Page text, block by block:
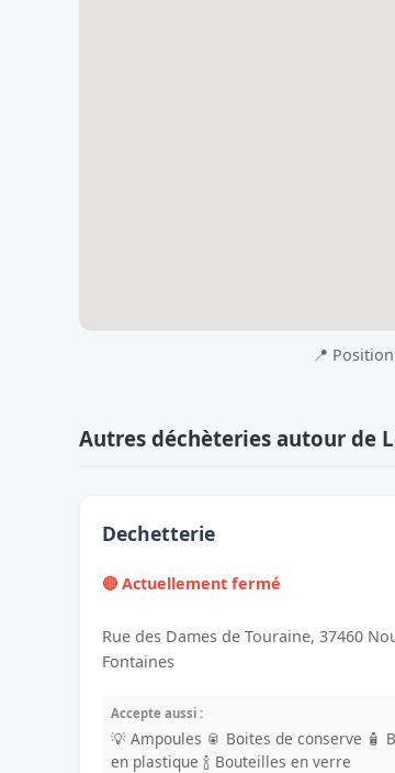
📍
Autres déchèteries autour de
Dechetterie
🔴 Actuellement fermé
Rue des Dames de Touraine, 37460
Fontaines
Accepte aussi :
💡 Ampoules 🥫 Boites de conserve 🧴
en plastique 🍾 Bouteilles en verre